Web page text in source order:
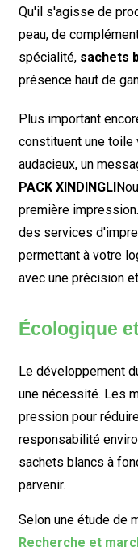
Qu'il s'agisse de
peau, de
spécialité, sachets
présence haut de
Plus important
constituent une toile
audacieux, un
PACK XINDINGLI
première
des services
permettant à votre
avec une précision
Écologique
Le développement
une nécessité. Les
pression pour
responsabilité
sachets blancs à
parvenir.
Selon une étude de
Recherche et